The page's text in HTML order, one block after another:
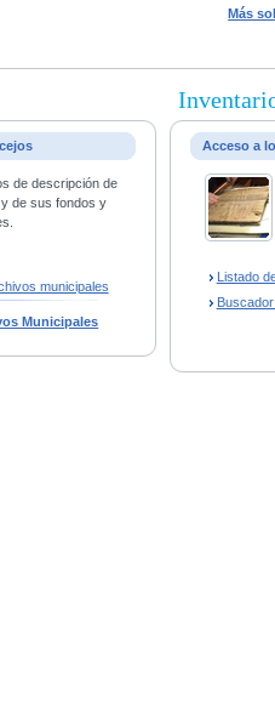
Más
de descripción de
de sus fondos y
municipales
Municipales
Acceso a
Listado